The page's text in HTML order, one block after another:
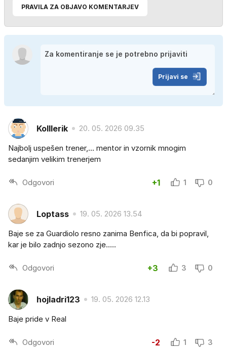
PRAVILA ZA OBJAVO KOMENTARJEV
Prijavi se
Kolllerik 20. 05. 2026 09.35
Najbolj uspešen trener,... mentor in vzornik mnogim
sedanjim velikim trenerjem
Odgovori +1 1 0
Loptass 19. 05. 2026 13.54
Baje se za Guardiolo resno zanima Benfica, da bi popravil,
kar je bilo zadnjo sezono zje.....
Odgovori +3 3 0
hojladri123 19. 05. 2026 12.13
Baje pride v Real
Odgovori -2 1 3